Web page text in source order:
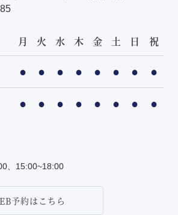
月 火 水 木 金 土 日 祝
● ● ● ● ● ● ● ●
● ● ● ● ● ● ● ●
、15:00~18:00
予約はこちら